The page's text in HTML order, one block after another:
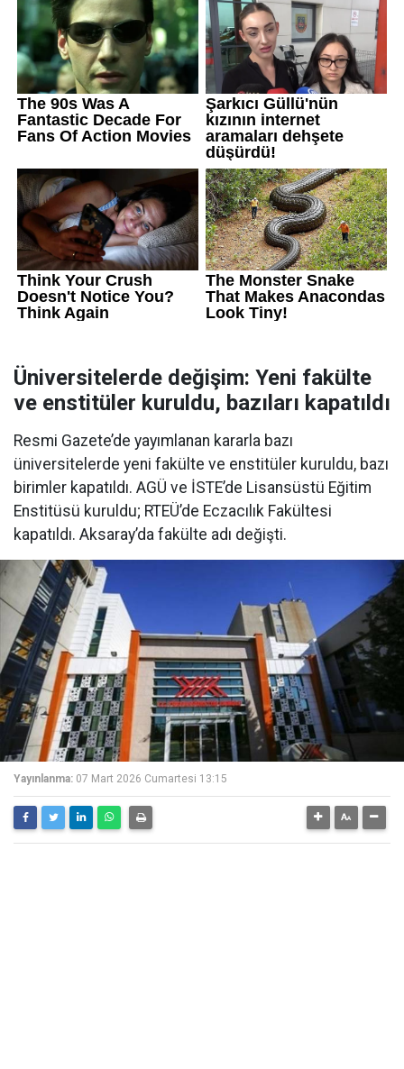
Üniversitelerde değişim: Yeni fakülte
ve enstitüler kuruldu, bazıları kapatıldı
Resmi Gazete’de yayımlanan kararla bazı
üniversitelerde yeni fakülte ve enstitüler kuruldu, bazı
birimler kapatıldı. AGÜ ve İSTE’de Lisansüstü Eğitim
Enstitüsü kuruldu; RTEÜ’de Eczacılık Fakültesi
kapatıldı. Aksaray’da fakülte adı değişti.
Yayınlanma: 07 Mart 2026 Cumartesi 13:15